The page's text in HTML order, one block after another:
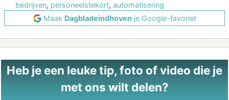
bedrijven, personeelstekort, automatisering
Maak Dagbladeindhoven je Google-favoriet
Heb je een leuke tip, foto of video die je
met ons wilt delen?